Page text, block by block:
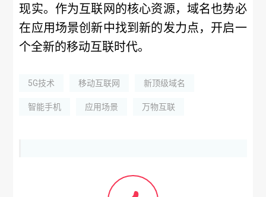
现实。作为互联网的核心资源，域名也势必
在应用场景创新中找到新的发力点，开启一
个全新的移动互联时代。
5G技术 移动互联网 新顶级域名
智能手机 应用场景 万物互联